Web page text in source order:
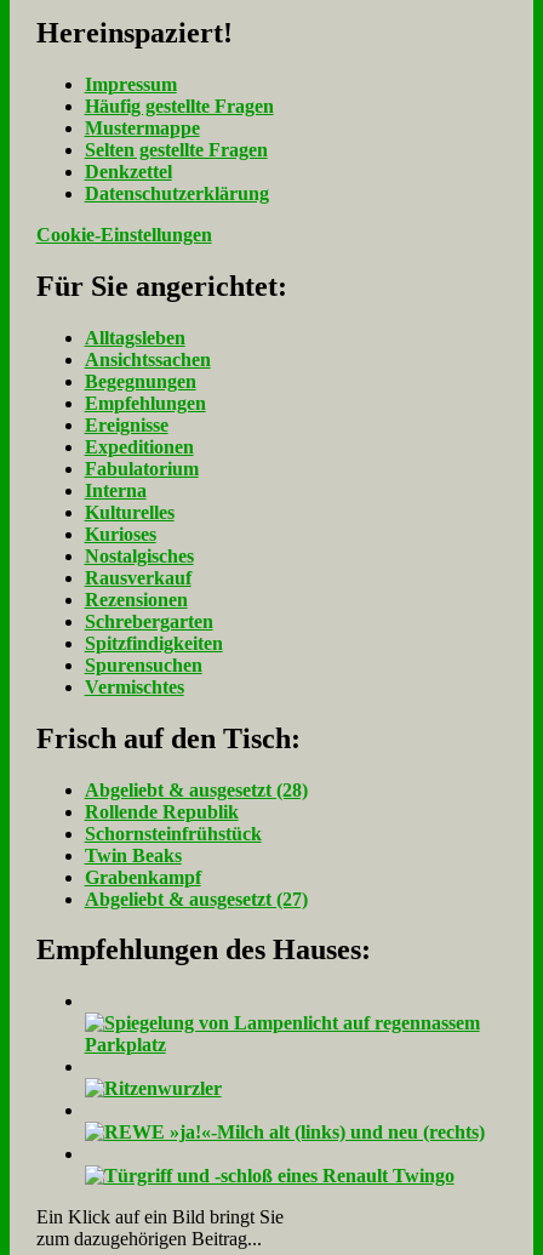
Her­ein­spa­ziert!
Im­pres­sum
Häu­fig ge­stell­te Fra­gen
Mu­ster­map­pe
Sel­ten ge­stell­te Fra­gen
Denk­zet­tel
Da­ten­schutz­er­klä­rung
Cookie-Einstellungen
Für Sie an­ge­rich­tet:
Alltagsleben
Ansichtssachen
Begegnungen
Empfehlungen
Ereignisse
Expeditionen
Fabulatorium
Interna
Kulturelles
Kurioses
Nostalgisches
Rausverkauf
Rezensionen
Schrebergarten
Spitzfindigkeiten
Spurensuchen
Vermischtes
Frisch auf den Tisch:
Ab­ge­liebt & aus­ge­setzt (28)
Rol­len­de Re­pu­blik
Schorn­stein­früh­stück
Twin Beaks
Gra­ben­kampf
Ab­ge­liebt & aus­ge­setzt (27)
Empfehlungen des Hauses:
Ein Klick auf ein Bild bringt Sie
zum dazugehörigen Beitrag...